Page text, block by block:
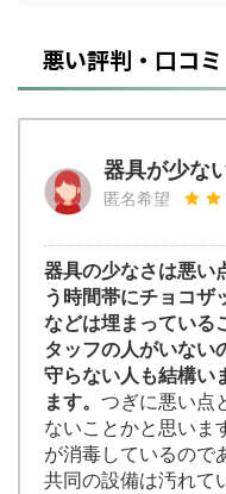
悪い評判・口コミ
器具が少な
匿名希望
器具の少なさは悪い
う時間帯にチョコザ
などは埋まっている
タッフの人がいない
守らない人も結構い
ます。 つぎに悪い点
ないことかと思いま
が消毒しているので
共同の設備は汚れて